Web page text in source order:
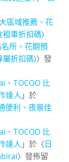
區域推薦、花
車折扣碼)
所、花期預
折扣碼)〉發
、TOCOO 比
達人 」於
便利、夜景佳
、TOCOO 比
達人 」於〈日
〉發佈留